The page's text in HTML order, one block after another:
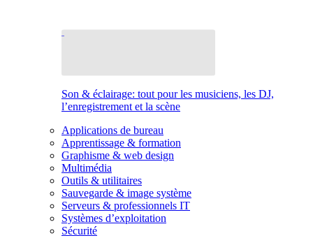
Son & éclairage: tout pour les musiciens, les DJ,
l’enregistrement et la scène
Applications de bureau
Apprentissage & formation
Graphisme & web design
Multimédia
Outils & utilitaires
Sauvegarde & image système
Serveurs & professionnels IT
Systèmes d’exploitation
Sécurité